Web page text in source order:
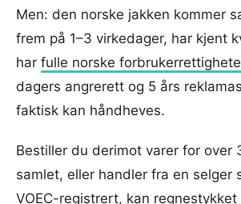
Men: den norske jakken kommer
frem på 1–3 virkedager, har kjent
har fulle norske
dagers angrerett og 5 års
faktisk kan håndheves.
Bestiller du derimot varer for over
samlet, eller handler fra en selger
VOEC-registrert, kan regnestykket